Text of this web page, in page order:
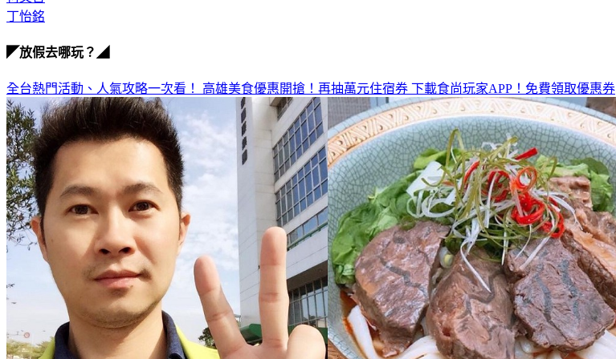
丁怡銘
◤放假去哪玩？◢
全台熱門活動、人氣攻略一次看！ 高雄美食優惠開搶！再抽萬元住宿券 下載食尚玩家APP！免費領取優惠券